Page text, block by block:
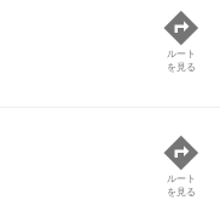
ルート
を見る
ルート
を見る